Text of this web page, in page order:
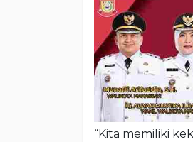
“Kita memiliki